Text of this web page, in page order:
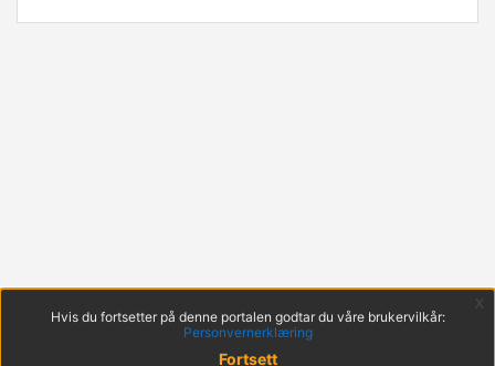
Hvis du fortsetter på denne portalen godtar du våre brukervilkår:
Personvernerklæring
Fortsett
x